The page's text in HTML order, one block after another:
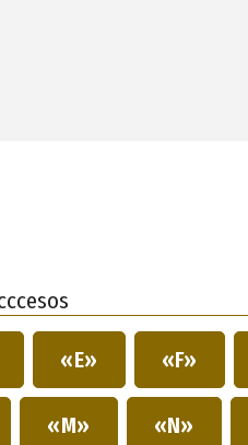
«E» «F»
«M» «N»